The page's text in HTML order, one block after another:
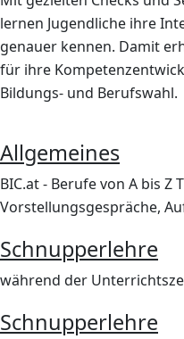
lernen Jugendliche ihre
genauer kennen. Damit
für ihre
Bildungs- und Berufswahl.
Allgemeines
BIC.at - Berufe von A bis Z
Vorstellungsgespräche,
Schnupperlehre
während der
Schnupperlehre